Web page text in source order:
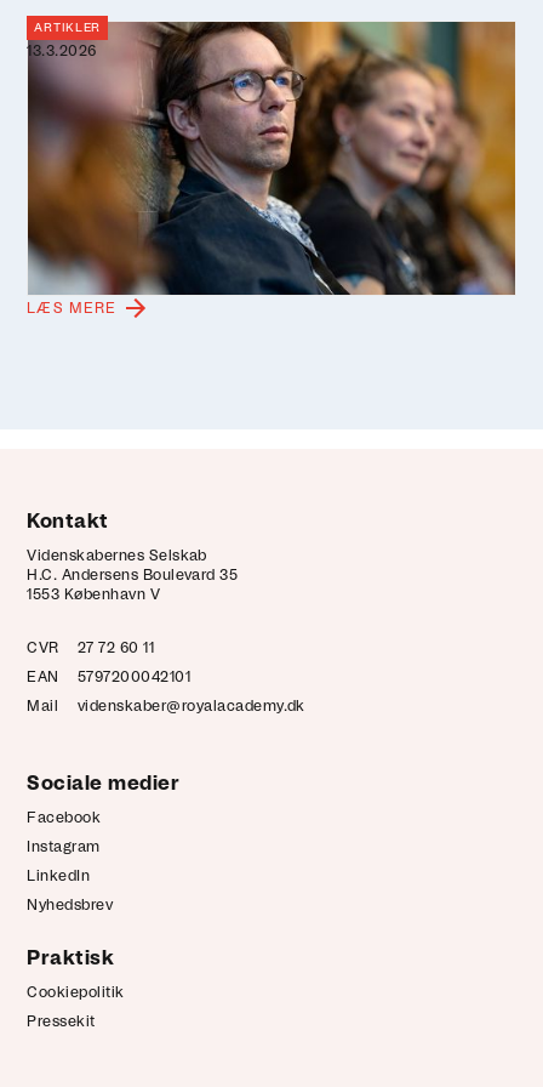
13.3.2026
ARTIKLER
Perspektiver bliver poesi: Forfatter
omsætter én dag om et hav i
forandring til tekst
Videnskab, lokal viden og personlige fortællinger kan
mødes i litterær refleksion. Det viste forfatter Peder
Frederik Jensen, da han omsatte en dag om havet i
forandring i Videnskabernes Selskab til én tekst.
LÆS MERE
Kontakt
Videnskabernes Selskab
H.C. Andersens Boulevard 35
1553 København V
CVR
27 72 60 11
EAN
5797200042101
Mail
videnskaber@royalacademy.dk
Sociale medier
Facebook
Instagram
LinkedIn
Nyhedsbrev
Praktisk
Cookiepolitik
Pressekit